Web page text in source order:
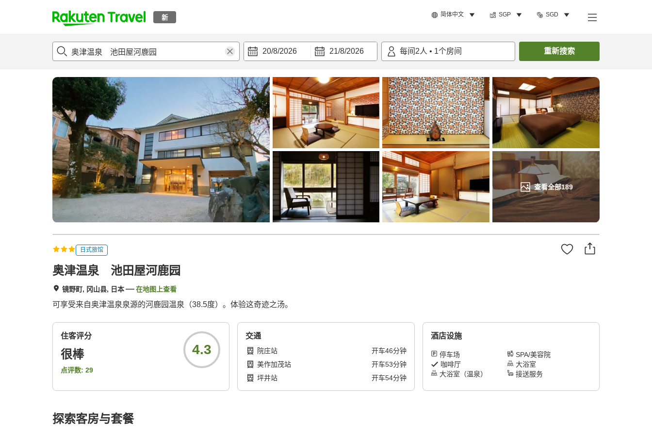
新 简体中文 SGP SGD
t
p
a
e
_
s
e
a
r
c
h
20/8/2026 21/8/2026 每间 2人 • 1个房间 重新搜索
查看全部189
概况 客房及住宿套餐评论亮点设施 搜索客房
日式旅馆
奥津温泉 池田屋河鹿园
镜野町, 冈山县, 日本 在地图上查看
可享受来自奥津温泉泉源的河鹿园温泉（38.5度）。体验这奇迹之汤。
住客评分
很棒
点评数: 29
4.3
交通
院庄站 开车46分钟
美作加茂站
开车53分钟
坪井站
开车54分钟
酒店设施
停车场
SPA/美容院
咖啡厅
大浴室
大浴室（温泉）
接送服务
探索客房与套餐